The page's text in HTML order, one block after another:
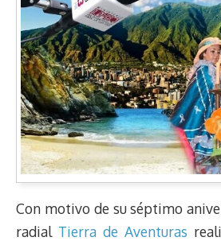
Con motivo de su séptimo
radial Tierra de Aventuras